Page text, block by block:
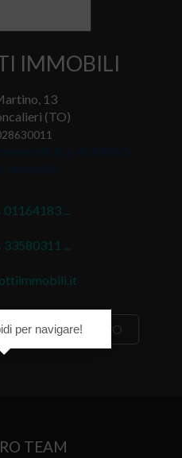
IMMOBILI
13
(TO)
a-4593010-
immobili/
01164183 ...
33580311 ...
21 IN AFFITTO
TEAM
per navigare!